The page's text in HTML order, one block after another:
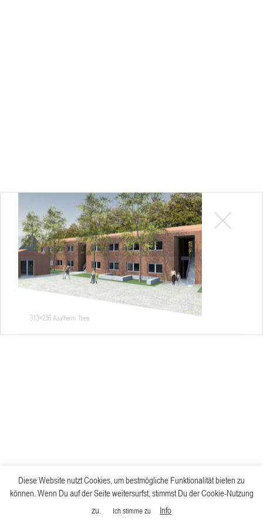
313×236 Asylheim 1bea
Diese Website nutzt Cookies, um bestmögliche Funktionalität bieten zu
können. Wenn Du auf der Seite weitersurfst, stimmst Du der Cookie-Nutzung
zu.
Ich stimme zu Info